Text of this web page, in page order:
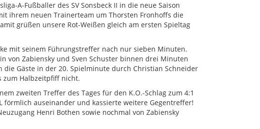
A-Fußballer des SV Sonsbeck II in die neue Saison
ihrem neuen Trainerteam um Thorsten Fronhoffs die
grüßen unsere Rot-Weißen gleich am ersten Spieltag
mit seinem Führungstreffer nach nur sieben Minuten.
von Zabiensky und Sven Schuster binnen drei Minuten
die Gäste in der 20. Spielminute durch Christian Schneider
zum Halbzeitpfiff nicht.
zweiten Treffer des Tages für den K.O.-Schlag zum 4:1
förmlich auseinander und kassierte weitere Gegentreffer!
Henri Bothen sowie nochmal von Zabiensky